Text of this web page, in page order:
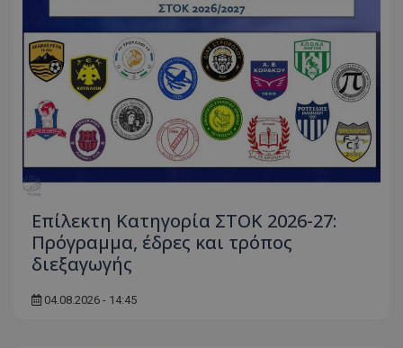
Επίλεκτη Κατηγορία ΣΤΟΚ 2026-27:
Πρόγραμμα, έδρες και τρόπος
διεξαγωγής
04.08.2026 - 14:45